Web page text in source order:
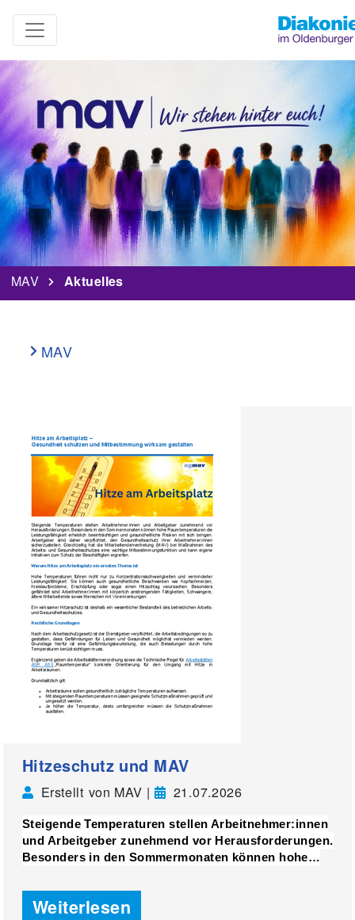
MAV Aktuelles
MAV
Hitzeschutz und MAV
Erstellt von MAV | 21.07.2026
Steigende Temperaturen stellen Arbeitnehmer:innen
und Arbeitgeber zunehmend vor Herausforderungen.
Besonders in den Sommermonaten können hohe…
Weiterlesen